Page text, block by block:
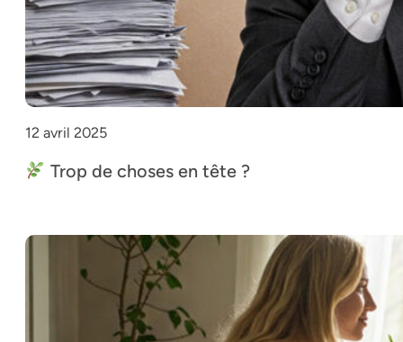
12 avril 2025
Trop de choses en tête ?